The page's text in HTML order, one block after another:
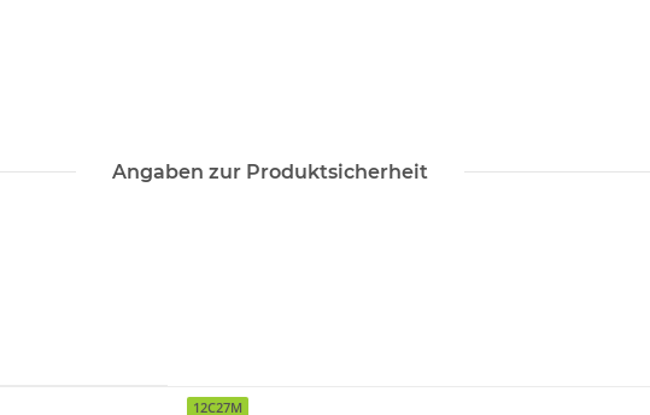
Angaben zur Produktsicherheit
12C27M